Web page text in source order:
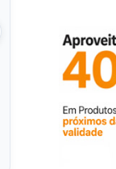
Peludo
m – Shaggy
Felpudo,